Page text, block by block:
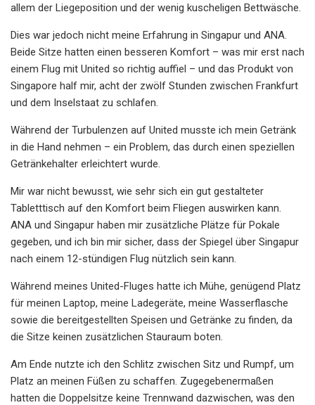
allem der Liegeposition und der wenig kuscheligen Bettwäsche.
Dies war jedoch nicht meine Erfahrung in Singapur und ANA.
Beide Sitze hatten einen besseren Komfort – was mir erst nach
einem Flug mit United so richtig auffiel – und das Produkt von
Singapore half mir, acht der zwölf Stunden zwischen Frankfurt
und dem Inselstaat zu schlafen.
Während der Turbulenzen auf United musste ich mein Getränk
in die Hand nehmen – ein Problem, das durch einen speziellen
Getränkehalter erleichtert wurde.
Mir war nicht bewusst, wie sehr sich ein gut gestalteter
Tabletttisch auf den Komfort beim Fliegen auswirken kann.
ANA und Singapur haben mir zusätzliche Plätze für Pokale
gegeben, und ich bin mir sicher, dass der Spiegel über Singapur
nach einem 12-stündigen Flug nützlich sein kann.
Während meines United-Fluges hatte ich Mühe, genügend Platz
für meinen Laptop, meine Ladegeräte, meine Wasserflasche
sowie die bereitgestellten Speisen und Getränke zu finden, da
die Sitze keinen zusätzlichen Stauraum boten.
Am Ende nutzte ich den Schlitz zwischen Sitz und Rumpf, um
Platz an meinen Füßen zu schaffen. Zugegebenermaßen
hatten die Doppelsitze keine Trennwand dazwischen, was den